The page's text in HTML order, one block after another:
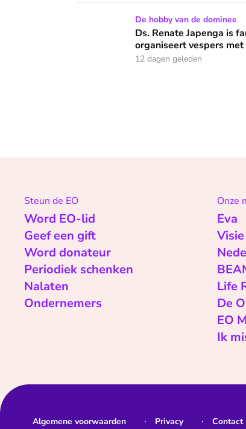
Ds. Renate Japenga is fan van heavy
De hobby van de dominee
Ds. Renate Japenga is
organiseert vespers
12 dagen geleden
Steun de EO
Word EO-lid
Geef een gift
Word donateur
Periodiek schenken
Nalaten
Ondernemers
Onze
Eva
Visie
Life
De
EO
Ik
Algemene voorwaarden Privacy Contact